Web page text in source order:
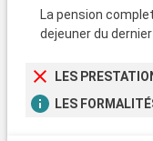
La pension
dejeuner du
LES
LES